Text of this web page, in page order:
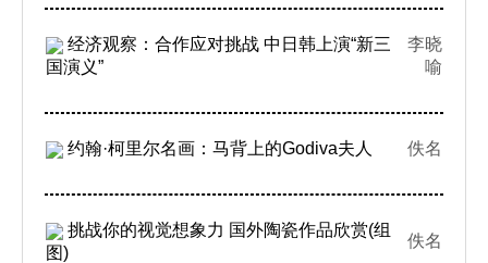
经济观察：合作应对挑战 中日韩上演“新三
国演义”
李晓
喻
约翰·柯里尔名画：马背上的Godiva夫人 佚名
挑战你的视觉想象力 国外陶瓷作品欣赏(组
图)
佚名